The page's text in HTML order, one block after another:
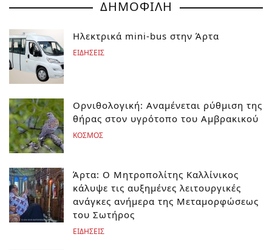
ΔΗΜΟΦΙΛΗ
Ηλεκτρικά mini-bus στην Άρτα
ΕΙΔΗΣΕΙΣ
Ορνιθολογική: Αναμένεται ρύθμιση της
θήρας στον υγρότοπο του Αμβρακικού
ΚΟΣΜΟΣ
Άρτα: Ο Μητροπολίτης Καλλίνικος
κάλυψε τις αυξημένες λειτουργικές
ανάγκες ανήμερα της Μεταμορφώσεως
του Σωτήρος
ΕΙΔΗΣΕΙΣ